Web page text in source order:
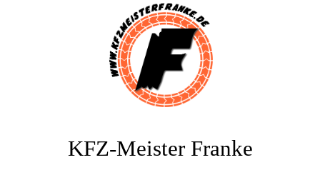
KFZ-Meister Franke